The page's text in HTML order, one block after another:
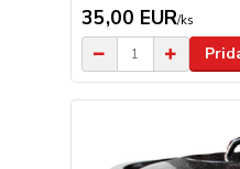
35,00 EUR/ks